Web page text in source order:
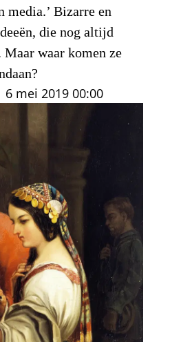
media.’ Bizarre en
die nog altijd
waar komen ze
6 mei 2019 00:00